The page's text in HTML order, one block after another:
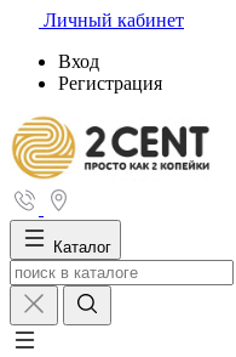
Личный кабинет
Вход
Регистрация
Каталог